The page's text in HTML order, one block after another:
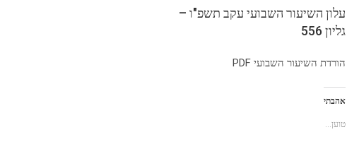
עלון השיעור השבועי עקב תשפ"ו –
גליון 556
הורדת השיעור השבועי PDF
אהבתי
טוען...